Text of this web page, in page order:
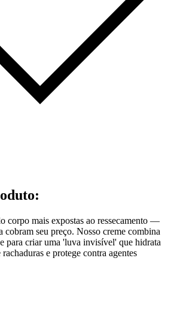
:
corpo mais expostas ao ressecamento —
cobram seu preço. Nosso creme combina
para criar uma 'luva invisível' que hidrata
e protege contra agentes